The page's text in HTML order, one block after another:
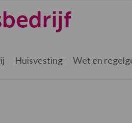
Huisvesting Wet en